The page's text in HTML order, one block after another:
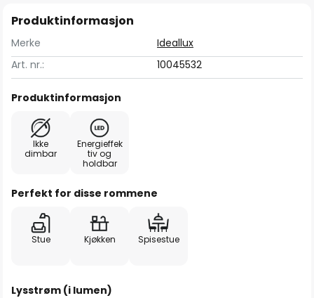
Produktinformasjon
Merke
Ideallux
Art. nr.:
10045532
Produktinformasjon
Ikke
dimbar
Energieffek
tiv og
holdbar
Perfekt for disse rommene
Stue Kjøkken Spisestue
Lysstrøm (i lumen)